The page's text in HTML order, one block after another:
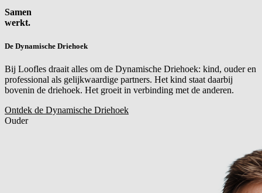
Samen
werkt.
De Dynamische Driehoek
Bij Loofles draait alles om de Dynamische Driehoek: kind, ouder en
professional als gelijkwaardige partners. Het kind staat daarbij
bovenin de driehoek. Het groeit in verbinding met de anderen.
Ontdek de Dynamische Driehoek
Ouder